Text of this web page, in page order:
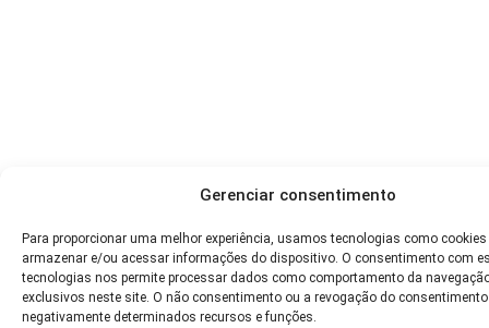
Gerenciar consentimento
Para proporcionar uma melhor experiência, usamos tecnologias como cookies
armazenar e/ou acessar informações do dispositivo. O consentimento com
tecnologias nos permite processar dados como comportamento da
exclusivos neste site. O não consentimento ou a revogação do
negativamente determinados recursos e funções.